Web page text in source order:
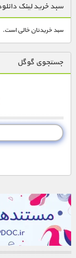
سبد خرید لینک
سبد خریدتان خالی است.
جستجوی گوگل